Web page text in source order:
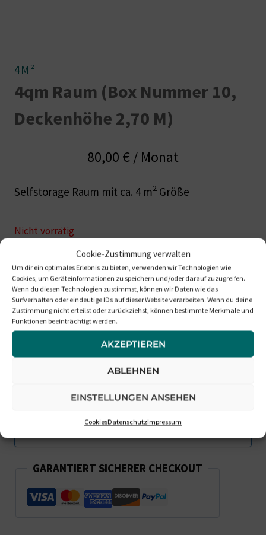
Cookie-Zustimmung verwalten
Um dir ein optimales Erlebnis zu bieten, verwenden wir Technologien wie
Cookies, um Geräteinformationen zu speichern und/oder darauf zuzugreifen.
Wenn du diesen Technologien zustimmst, können wir Daten wie das
Surfverhalten oder eindeutige IDs auf dieser Website verarbeiten. Wenn du deine
Zustimmung nicht erteilst oder zurückziehst, können bestimmte Merkmale und
Funktionen beeinträchtigt werden.
AKZEPTIEREN
ABLEHNEN
EINSTELLUNGEN ANSEHEN
CookiesDatenschutzImpressum
4M²
4qm Raum (Box Nummer 10,
Deckenhöhe 2,70 M)
80,00 € / Monat
Selfstorage Raum mit ca. 4 m2 Größe
Nicht vorrätig
Benachrichtigt Mich, Wenn Die
Box Wieder Verfügbar Ist
GARANTIERT SICHERER CHECKOUT